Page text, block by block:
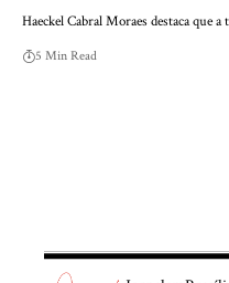
Haeckel Cabral Moraes destaca que
5 Min Read